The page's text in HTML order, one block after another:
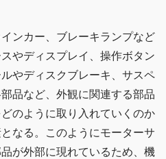
ンカー、ブレーキランプなど
やディスプレイ、操作ボタン
やディスクブレーキ、サスペ
品など、外観に関連する部品
のように取り入れていくのか
なる。このようにモーターサ
が外部に現れているため、機